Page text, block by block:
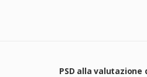
PSD alla valutazione